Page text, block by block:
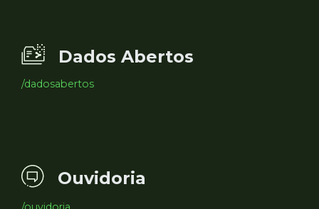
Dados Abertos
/dadosabertos
Ouvidoria